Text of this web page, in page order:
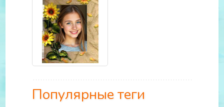
Популярные теги